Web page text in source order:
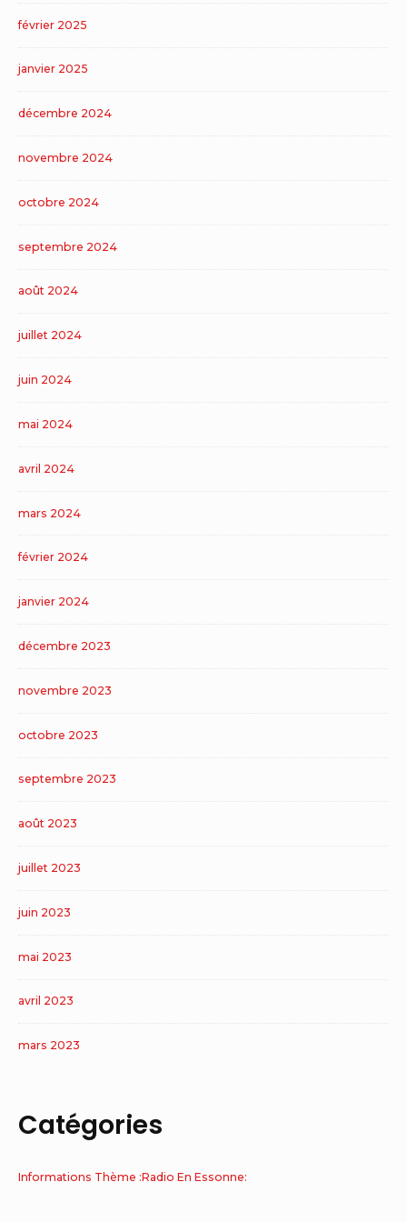
février 2025
janvier 2025
décembre 2024
novembre 2024
octobre 2024
septembre 2024
août 2024
juillet 2024
juin 2024
mai 2024
avril 2024
mars 2024
février 2024
janvier 2024
décembre 2023
novembre 2023
octobre 2023
septembre 2023
août 2023
juillet 2023
juin 2023
mai 2023
avril 2023
mars 2023
Catégories
Informations Thème :Radio En Essonne: